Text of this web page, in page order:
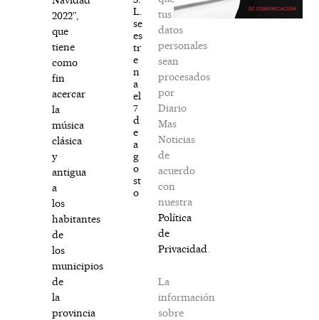
2022”,
que
tiene
como
fin
acercar
la
música
clásica
y
antigua
a
los
habitantes
de
los
municipios
de
la
provincia
L.
se
es
tr
e
n
a
el
7
d
e
a
g
o
st
o
tus
datos
personales
sean
procesados
por
Diario
Mas
Noticias
de
acuerdo
con
nuestra
Política
de
Privacidad
La
información
sobre